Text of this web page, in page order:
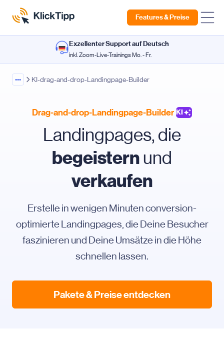
Features & Preise
Exzellenter Support auf Deutsch
inkl. Zoom-Live-Trainings Mo. - Fr.
••• KI-drag-and-drop-Landingpage-Builder
Drag-and-drop-Landingpage-Builder KI
Landingpages, die
begeisternund
verkaufen
Erstelle in wenigen Minuten conversion-
optimierte Landingpages, die Deine Besucher
faszinieren und Deine Umsätze in die Höhe
schnellen lassen.
Pakete & Preise entdecken